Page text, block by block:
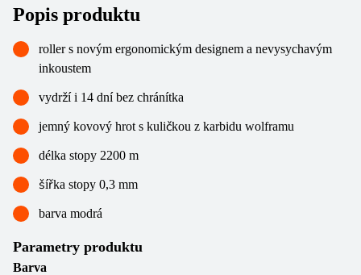
Popis produktu
roller s novým ergonomickým designem a nevysychavým
inkoustem
vydrží i 14 dní bez chránítka
jemný kovový hrot s kuličkou z karbidu wolframu
délka stopy 2200 m
šířka stopy 0,3 mm
barva modrá
Parametry produktu
Barva